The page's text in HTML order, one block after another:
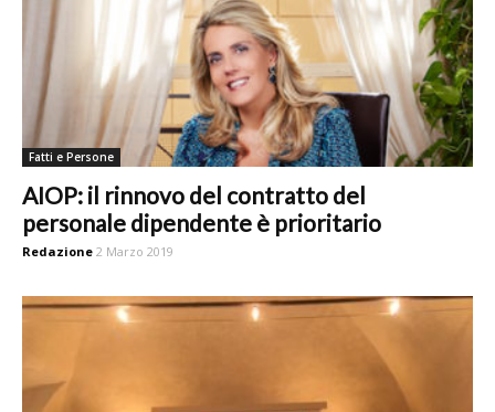
Fatti e Persone
AIOP: il rinnovo del contratto del
personale dipendente è prioritario
Redazione 2 Marzo 2019